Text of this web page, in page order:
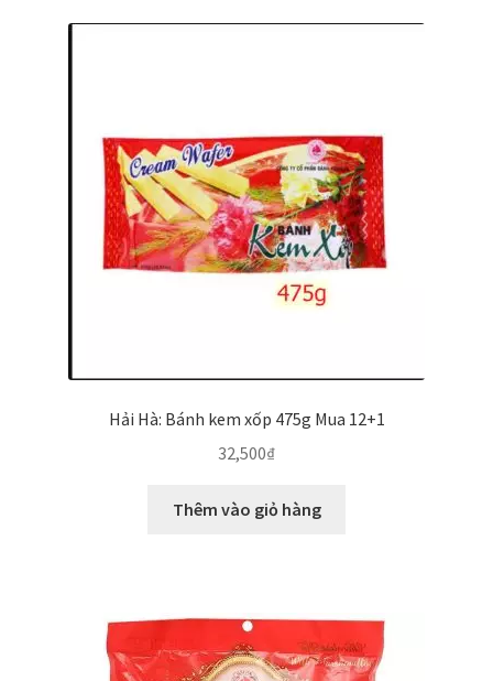
Hải Hà: Bánh kem xốp 475g Mua 12+1
32,500₫
Thêm vào giỏ hàng